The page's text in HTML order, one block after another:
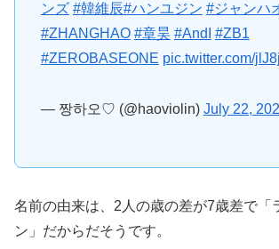
ンズ #韓維辰#ハンユジン #ジャンハ
#ZHANGHAO #章昊 #AndI #ZB1
#ZEROBASEONE pic.twitter.com/
— 짱하오♡ (@haoviolin) July 22,
名前の由来は、2人の歳の差が7歳差で「
ン」だからだそうです。